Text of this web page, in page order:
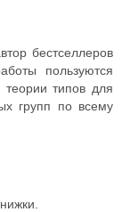
бестселлеров
пользуются
типов для
групп по всему